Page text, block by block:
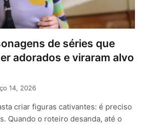
de séries que
adorados e viraram alvo
14, 2026
criar figuras cativantes: é preciso
Quando o roteiro desanda, até o